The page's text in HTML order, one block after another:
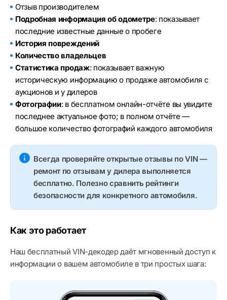
Отзыв производителем
Подробная информация об одометре: показывает
последние известные данные о пробеге
История повреждений
Количество владельцев
Статистика продаж: показывает важную
историческую информацию о продаже автомобиля с
аукционов и у дилеров
Фотографии: в бесплатном онлайн-отчёте вы увидите
последнее актуальное фото; в полном отчёте —
большое количество фотографий каждого автомобиля
Всегда проверяйте открытые отзывы по VIN —
ремонт по отзывам у дилера выполняется
бесплатно. Полезно сравнить рейтинги
безопасности для конкретного автомобиля.
Как это работает
Наш бесплатный VIN-декодер даёт мгновенный доступ к
информации о вашем автомобиле в три простых шага: